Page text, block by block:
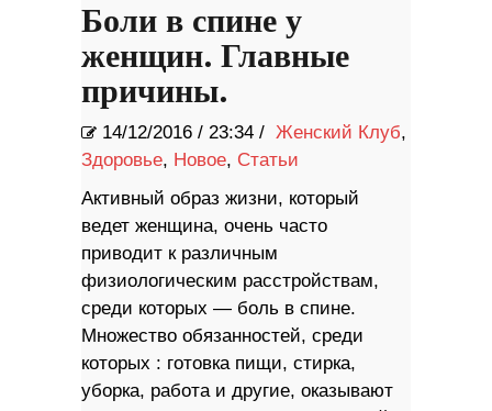
Боли в спине у
женщин. Главные
причины.
14/12/2016 / 23:34 / Женский Клуб,
Здоровье, Новое, Статьи
Активный образ жизни, который
ведет женщина, очень часто
приводит к различным
физиологическим расстройствам,
среди которых — боль в спине.
Множество обязанностей, среди
которых : готовка пищи, стирка,
уборка, работа и другие, оказывают